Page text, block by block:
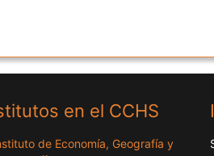
en el CCHS
de Economía, Geografía y